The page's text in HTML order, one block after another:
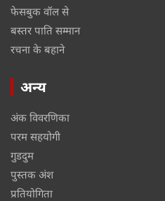
फेसबुक वॉल से
बस्तर पाति सम्मान
रचना के बहाने
अन्य
अंक विवरणिका
परम सहयोगी
गुडदुम
पुस्तक अंश
प्रतियोगिता